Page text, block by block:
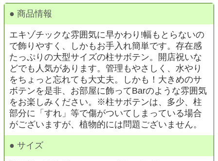
● 商品情報
エキゾチックな雰囲気に早かわり!幅もとらないの
で飾りやすく、しかもお手入れ簡単です。存在感
たっぷりの大型サイズの柱サボテン。開店祝いな
どでも人気があります。管理もやさしく、水やり
をちょっと忘れても大丈夫。しかも！大きめのサ
ボテンを是非、お部屋に飾ってBarのような雰囲気
をお楽しみください。※柱サボテンは、多少、柱
部分に「すれ」等で傷がついてしまっている場合
がございますが、植物的には問題ございません。
● サイズ